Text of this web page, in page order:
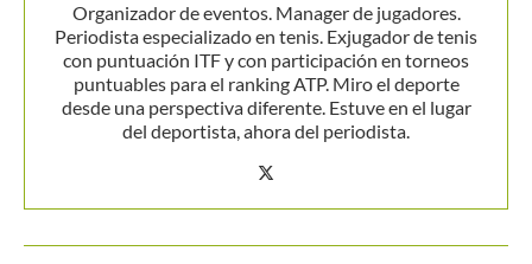
Organizador de eventos. Manager de jugadores.
Periodista especializado en tenis. Exjugador de tenis
con puntuación ITF y con participación en torneos
puntuables para el ranking ATP. Miro el deporte
desde una perspectiva diferente. Estuve en el lugar
del deportista, ahora del periodista.